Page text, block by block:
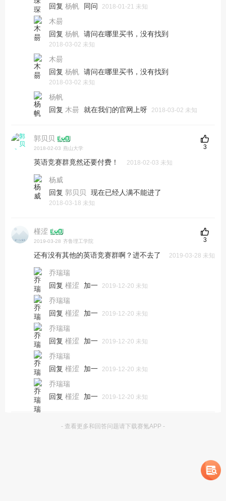
回复 杨帆 同问 2018-01-21 未知
木昜
回复 杨帆 请问在哪里买书，没有找到
2018-03-02 未知
木昜
回复 杨帆 请问在哪里买书，没有找到
2018-03-02 未知
杨帆
回复 木昜 就在我们的官网上呀 2018-03-02 未知
郭贝贝
2018-02-03 燕山大学
2018-02-03 未知
3
杨威
回复 郭贝贝 现在已经人满不能进了
2018-03-18 未知
槿涩
2019-03-28 齐鲁理工学院
2019-03-28 未知
3
乔瑞瑞
回复 槿涩 加一 2019-12-20 未知
乔瑞瑞
回复 槿涩 加一 2019-12-20 未知
乔瑞瑞
回复 槿涩 加一 2019-12-20 未知
乔瑞瑞
回复 槿涩 加一 2019-12-20 未知
乔瑞瑞
回复 槿涩 加一 2019-12-20 未知
- 查看更多和回答问题请下载赛氪APP -